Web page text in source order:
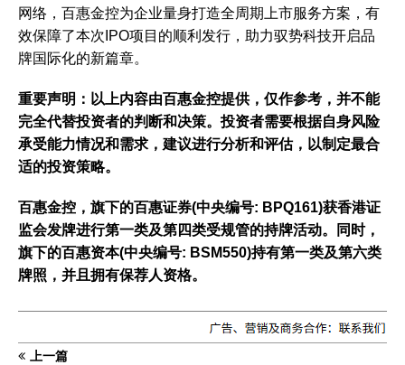
网络，百惠金控为企业量身打造全周期上市服务方案，有
效保障了本次IPO项目的顺利发行，助力驭势科技开启品
牌国际化的新篇章。
重要声明：以上内容由百惠金控提供， 仅作参考，并不能
完全代替投资者的判 断和决策。投资者需要根据自身风险
承受能力情况和需求，建议进行分析和评估，以制定最合
适的投资策略。
百惠金控，旗下的百惠证券(中央编号: BPQ161)获香港证
监会发牌进行第一类及第四类受规管的持牌活动。同 时，
旗下的百惠资本(中央编号: BSM550)持有第一类及第六类
牌照，并且拥有保荐人资格。
上一篇